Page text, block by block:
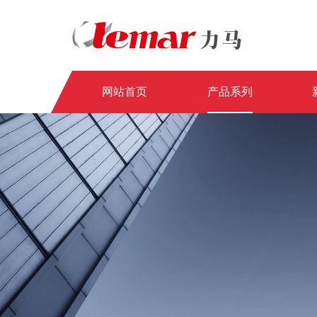
网站首页 产品系列